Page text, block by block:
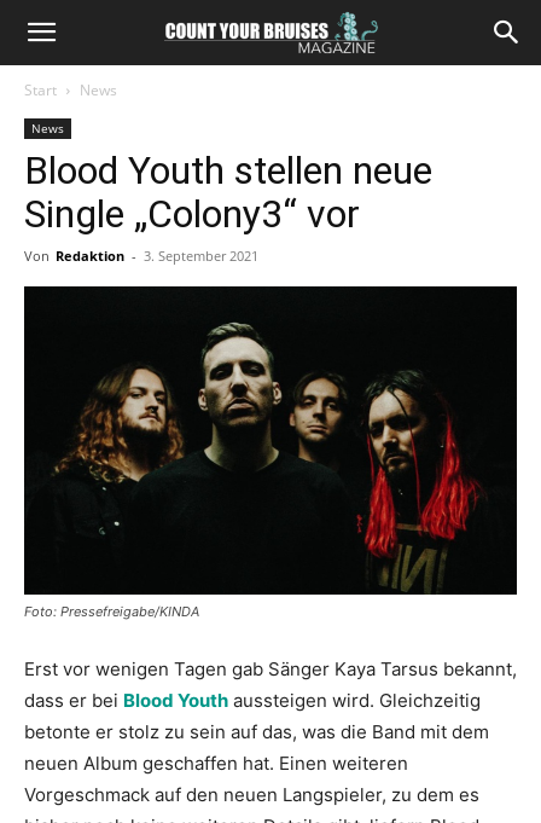
Start News
News
Blood Youth stellen neue
Single „Colony3“ vor
Von Redaktion - 3. September 2021
Foto: Pressefreigabe/KINDA
Erst vor wenigen Tagen gab Sänger Kaya Tarsus bekannt,
dass er bei Blood Youth aussteigen wird. Gleichzeitig
betonte er stolz zu sein auf das, was die Band mit dem
neuen Album geschaffen hat. Einen weiteren
Vorgeschmack auf den neuen Langspieler, zu dem es